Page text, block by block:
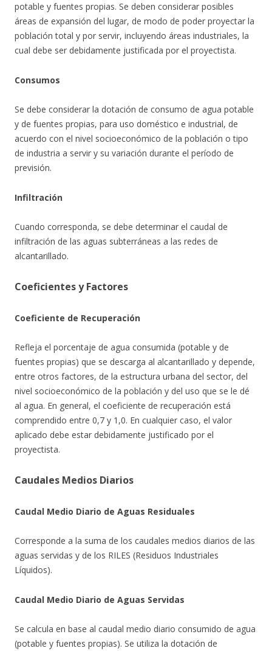
potable y fuentes propias. Se deben considerar posibles
áreas de expansión del lugar, de modo de poder proyectar la
población total y por servir, incluyendo áreas industriales, la
cual debe ser debidamente justificada por el proyectista.
Consumos
Se debe considerar la dotación de consumo de agua potable
y de fuentes propias, para uso doméstico e industrial, de
acuerdo con el nivel socioeconómico de la población o tipo
de industria a servir y su variación durante el período de
previsión.
Infiltración
Cuando corresponda, se debe determinar el caudal de
infiltración de las aguas subterráneas a las redes de
alcantarillado.
Coeficientes y Factores
Coeficiente de Recuperación
Refleja el porcentaje de agua consumida (potable y de
fuentes propias) que se descarga al alcantarillado y depende,
entre otros factores, de la estructura urbana del sector, del
nivel socioeconómico de la población y del uso que se le dé
al agua. En general, el coeficiente de recuperación está
comprendido entre 0,7 y 1,0. En cualquier caso, el valor
aplicado debe estar debidamente justificado por el
proyectista.
Caudales Medios Diarios
Caudal Medio Diario de Aguas Residuales
Corresponde a la suma de los caudales medios diarios de las
aguas servidas y de los RILES (Residuos Industriales
Líquidos).
Caudal Medio Diario de Aguas Servidas
Se calcula en base al caudal medio diario consumido de agua
(potable y fuentes propias). Se utiliza la dotación de